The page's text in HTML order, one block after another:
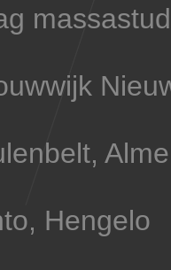
Hengelo